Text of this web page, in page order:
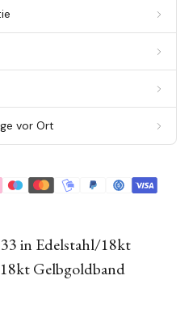
vor Ort
in Edelstahl/18kt
Gelbgoldband